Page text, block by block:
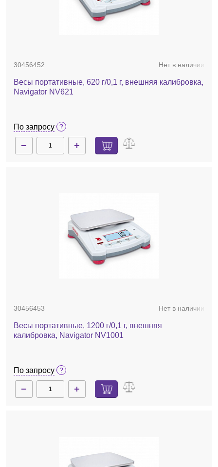
30456452 Нет в наличии
Весы портативные, 620 г/0,1 г, внешняя калибровка,
Navigator NV621
По запросу
30456453 Нет в наличии
Весы портативные, 1200 г/0,1 г, внешняя
калибровка, Navigator NV1001
По запросу